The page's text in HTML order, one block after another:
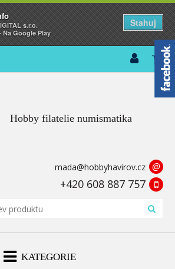
s.r.o.
Na Google Play
Stahuj
Hobby filatelie numismatika
mada@hobbyhavirov.cz @
+420 608 887 757
KATEGORIE